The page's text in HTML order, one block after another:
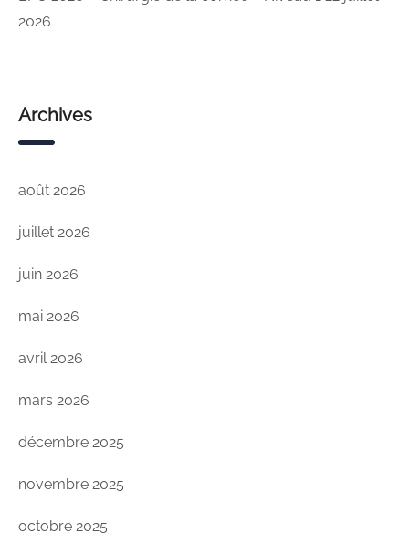
2026
Archives
août 2026
juillet 2026
juin 2026
mai 2026
avril 2026
mars 2026
décembre 2025
novembre 2025
octobre 2025